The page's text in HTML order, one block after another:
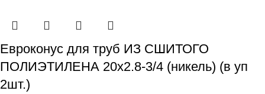
Евроконус для труб ИЗ СШИТОГО
ПОЛИЭТИЛЕНА 20х2.8-3/4 (никель) (в уп
2шт.)